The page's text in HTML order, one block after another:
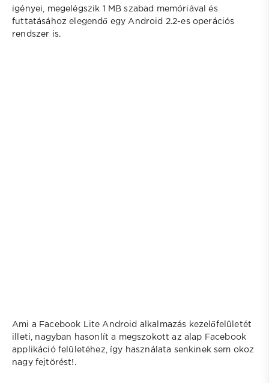
igényei, megelégszik 1 MB szabad memóriával és
futtatásához elegendő egy Android 2.2-es operációs
rendszer is.
Ami a Facebook Lite Android alkalmazás kezelőfelületét
illeti, nagyban hasonlít a megszokott az alap Facebook
applikáció felületéhez, így használata senkinek sem okoz
nagy fejtörést!.